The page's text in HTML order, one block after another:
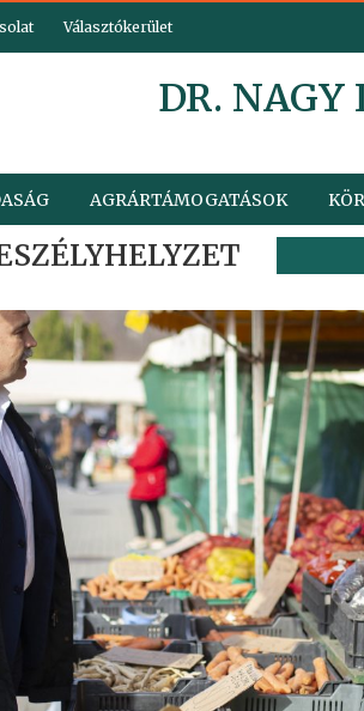
Választókerület
DR.
AGRÁRTÁMOGATÁSOK